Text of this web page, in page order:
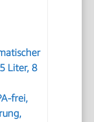
Liter, 8
frei,